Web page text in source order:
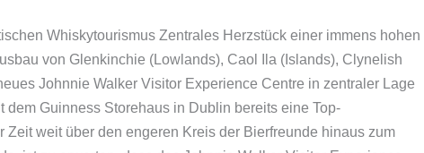
Whiskytourismus Zentrales Herzstück einer immens hohen
von Glenkinchie (Lowlands), Caol Ila (Islands), Clynelish
Johnnie Walker Visitor Experience Centre in zentraler Lage
Guinness Storehaus in Dublin bereits eine Top-
weit über den engeren Kreis der Bierfreunde hinaus zum